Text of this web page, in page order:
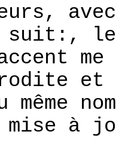
suit:,
même
mise à